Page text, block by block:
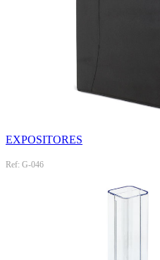
EXPOSITORES
Ref: G-046